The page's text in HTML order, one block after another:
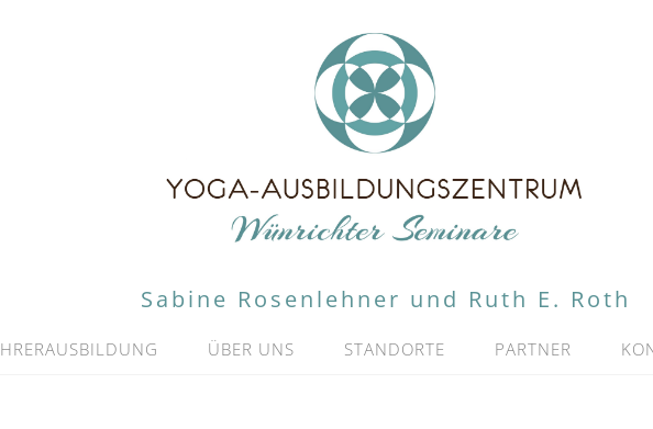
Sabine Rosenlehner und Ruth E. Roth
ÜBER UNS STANDORTE PARTNER